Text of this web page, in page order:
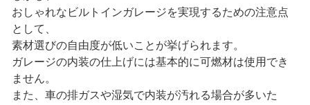
おしゃれなビルトインガレージを実現するための注意点
として、
素材選びの自由度が低いことが挙げられます。
ガレージの内装の仕上げには基本的に可燃材は使用でき
ません。
また、車の排ガスや湿気で内装が汚れる場合が多いた